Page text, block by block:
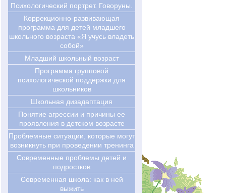
Психологический портрет. Говоруны.
Коррекционно-развивающая
программа для детей младшего
школьного возраста «Я учусь владеть
собой»
Младший школьный возраст
Программа групповой
психологической поддержки для
школьников
Школьная дизадаптация
Понятие агрессии и причины ее
проявления в детском возрасте
Проблемные ситуации, которые могут
возникнуть при проведении тренинга
Современные проблемы детей и
подростков
Современная школа: как в ней
выжить